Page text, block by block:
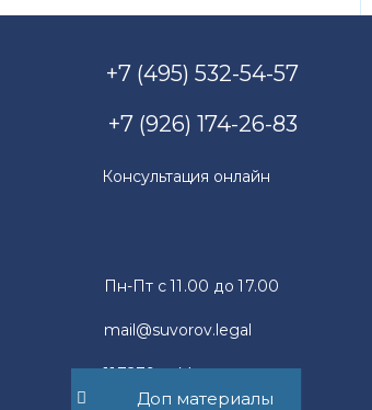
Доп материалы
Пн-Пт с 11.00 до 17.00
mail@suvorov.legal
117279, г. Москва,
ул. Профсоюзная, д. 93А,
+7 (495) 532-54-57
+7 (926) 174-26-83
Консультация онлайн